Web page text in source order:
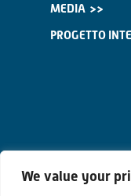
We value your
MEDIA
PROGETTO